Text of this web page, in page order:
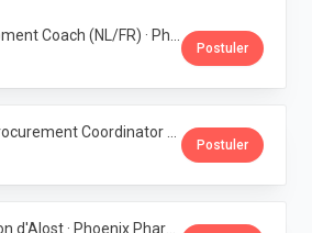
Postuler
Postuler